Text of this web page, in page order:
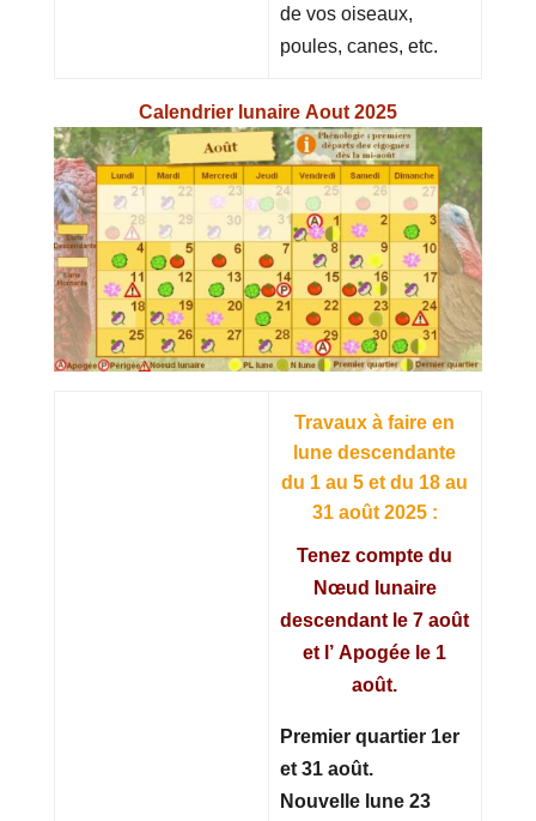
de vos oiseaux,
poules, canes, etc.
Calendrier lunaire Aout 2025
Travaux à faire en
lune descendante
du 1 au 5 et du 18 au
31 août 2025 :
Tenez compte du
Nœud lunaire
descendant le 7 août
et l’ Apogée le 1
août.
Premier quartier 1er
et 31 août.
Nouvelle lune 23